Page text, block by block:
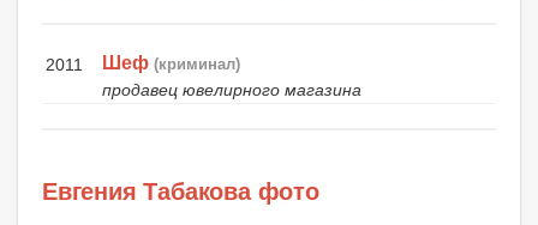
2011 Шеф (криминал)
продавец ювелирного магазина
Евгения Табакова фото